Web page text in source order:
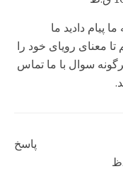
پیام دادید ما
معنای رویای خود را
سوال با ما تماس
پاسخ